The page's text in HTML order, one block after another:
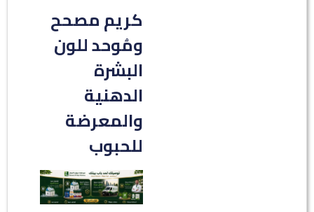
كريم مصحح
ومُوحد للون
البشرة
الدهنية
والمعرضة
للحبوب